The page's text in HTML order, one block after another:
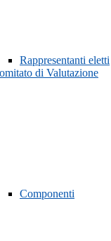
Rappresentanti eletti
di Valutazione
Componenti